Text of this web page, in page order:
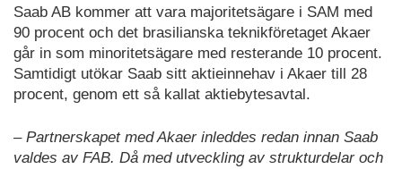
Saab AB kommer att vara majoritetsägare i SAM med
90 procent och det brasilianska teknikföretaget Akaer
går in som minoritetsägare med resterande 10 procent.
Samtidigt utökar Saab sitt aktieinnehav i Akaer till 28
procent, genom ett så kallat aktiebytesavtal.
– Partnerskapet med Akaer inleddes redan innan Saab
valdes av FAB. Då med utveckling av strukturdelar och